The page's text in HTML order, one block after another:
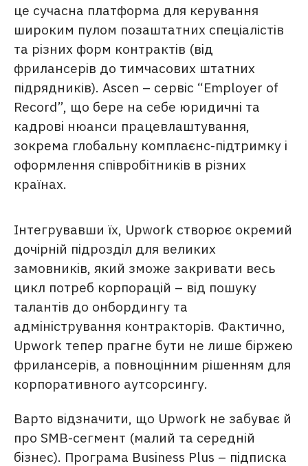
це сучасна платформа для керування
широким пулом позаштатних спеціалістів
та різних форм контрактів (від
фрилансерів до тимчасових штатних
підрядників). Ascen – сервіс “Employer of
Record”, що бере на себе юридичні та
кадрові нюанси працевлаштування,
зокрема глобальну комплаєнс-підтримку і
оформлення співробітників в різних
країнах.
Інтегрувавши їх, Upwork створює окремий
дочірній підрозділ для великих
замовників, який зможе закривати весь
цикл потреб корпорацій – від пошуку
талантів до онбордингу та
адміністрування контракторів. Фактично,
Upwork тепер прагне бути не лише біржею
фрилансерів, а повноцінним рішенням для
корпоративного аутсорсингу.
Варто відзначити, що Upwork не забуває й
про SMB-сегмент (малий та середній
бізнес). Програма Business Plus – підписка